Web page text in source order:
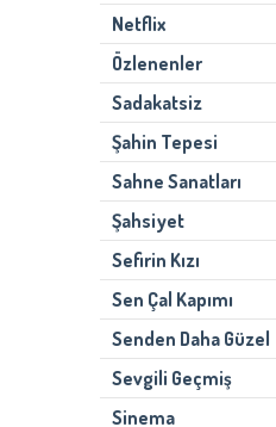
Netflix
Özlenenler
Sadakatsiz
Şahin Tepesi
Sahne Sanatları
Şahsiyet
Sefirin Kızı
Sen Çal Kapımı
Senden Daha Güzel
Sevgili Geçmiş
Sinema